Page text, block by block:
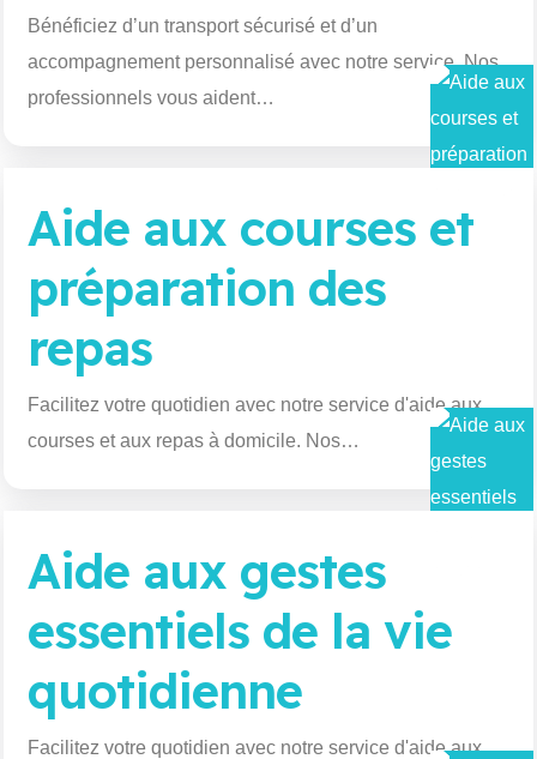
Bénéficiez d’un transport sécurisé et d’un
accompagnement personnalisé avec notre service. Nos
professionnels vous aident…
Aide aux courses et
préparation des
repas
Facilitez votre quotidien avec notre service d'aide aux
courses et aux repas à domicile. Nos…
Aide aux gestes
essentiels de la vie
quotidienne
Facilitez votre quotidien avec notre service d'aide aux